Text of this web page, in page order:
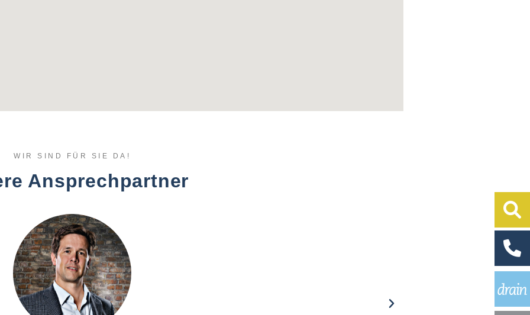
WIR SIND FÜR SIE DA!
Ansprechpartner